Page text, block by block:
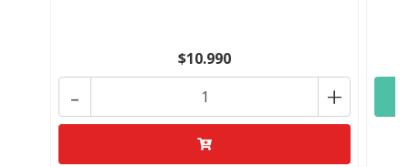
$10.990
+
-